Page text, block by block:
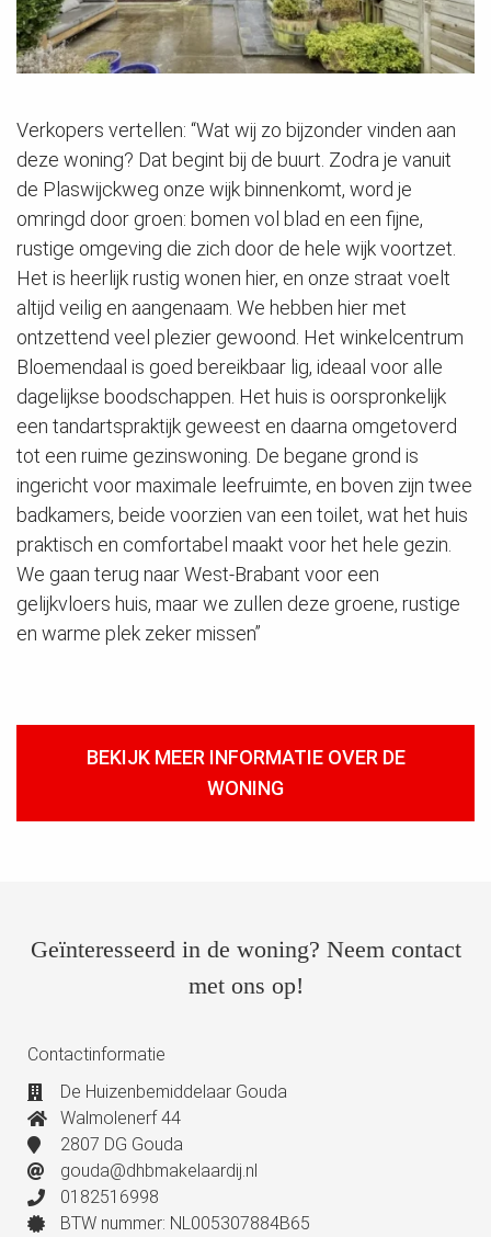
Verkopers vertellen: “Wat wij zo bijzonder vinden aan
deze woning? Dat begint bij de buurt. Zodra je vanuit
de Plaswijckweg onze wijk binnenkomt, word je
omringd door groen: bomen vol blad en een fijne,
rustige omgeving die zich door de hele wijk voortzet.
Het is heerlijk rustig wonen hier, en onze straat voelt
altijd veilig en aangenaam. We hebben hier met
ontzettend veel plezier gewoond. Het winkelcentrum
Bloemendaal is goed bereikbaar lig, ideaal voor alle
dagelijkse boodschappen. Het huis is oorspronkelijk
een tandartspraktijk geweest en daarna omgetoverd
tot een ruime gezinswoning. De begane grond is
ingericht voor maximale leefruimte, en boven zijn twee
badkamers, beide voorzien van een toilet, wat het huis
praktisch en comfortabel maakt voor het hele gezin.
We gaan terug naar West-Brabant voor een
gelijkvloers huis, maar we zullen deze groene, rustige
en warme plek zeker missen”
BEKIJK MEER INFORMATIE OVER DE
WONING
Geïnteresseerd in de woning? Neem contact
met ons op!
Contactinformatie
De Huizenbemiddelaar Gouda
Walmolenerf 44
2807 DG Gouda
gouda@dhbmakelaardij.nl
0182516998
BTW nummer: NL005307884B65